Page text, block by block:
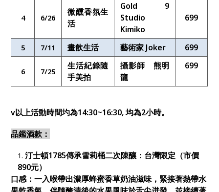
4 6/26
微醺香氛生
活
Gold 9
Studio
Kimiko
699
5 7/11 畫飲生活 藝術家 Joker 699
6 7/25
生活紀錄隨
手美拍
攝影師 熊明
龍
699
v以上活動時間圴為14:30~16:30, 均為2小時。
品鑑酒款：
汀士頓1785傳承雪莉桶二次陳釀：台灣限定（市價
890元）
口感：一入喉帶出濃厚蜂蜜香草奶油滋味，緊接著熱帶水